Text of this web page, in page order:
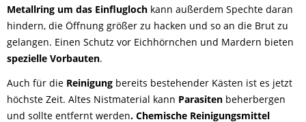
Metallring um das Einflugloch kann außerdem Spechte daran
hindern, die Öffnung größer zu hacken und so an die Brut zu
gelangen. Einen Schutz vor Eichhörnchen und Mardern bieten
spezielle Vorbauten.
Auch für die Reinigung bereits bestehender Kästen ist es jetzt
höchste Zeit. Altes Nistmaterial kann Parasiten beherbergen
und sollte entfernt werden. Chemische Reinigungsmittel